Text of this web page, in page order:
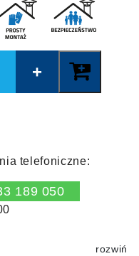
telefoniczne:
189 050